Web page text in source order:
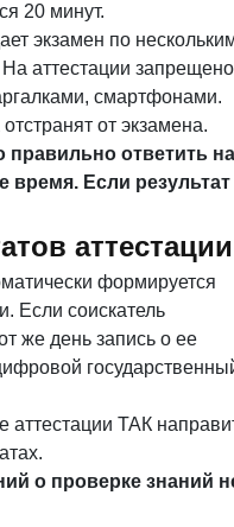
20 минут.
экзамен по
аттестации запрещено
смартфонами.
от экзамена.
правильно ответить на
время. Если результат
аттестации
формируется
Если соискатель
же день запись о ее
аттестации ТАК
о проверке знаний